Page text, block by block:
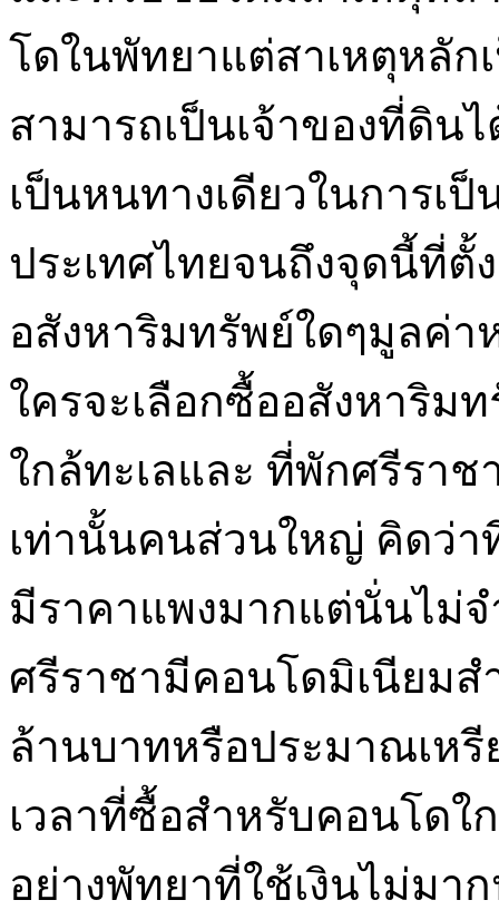
โดในพัทยาแต่สาเหตุหลัก
สามารถเป็นเจ้าของที่ดิน
เป็นหนทางเดียวในการเ
ประเทศไทยจนถึงจุดนี้ที่ตั้
อสังหาริมทรัพย์ใดๆมูลค่า
ใครจะเลือกซื้ออสังหาริม
ใกล้ทะเลและ ที่พักศรีรา
เท่านั้นคนส่วนใหญ่ คิดว่า
มีราคาแพงมากแต่นั่นไม่จ
ศรีราชามีคอนโดมิเนียม
ล้านบาทหรือประมาณเห
เวลาที่ซื้อสำหรับคอนโดใ
อย่างพัทยาที่ใช้เงินไม่มา